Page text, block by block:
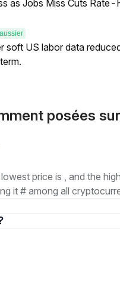
as Jobs Miss Cuts Rate-
soft US labor data
posées
price is , and the
it # among all